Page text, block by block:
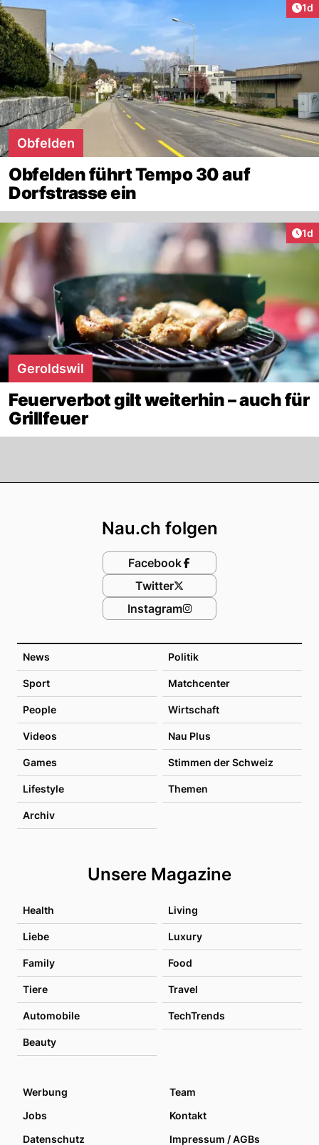
1d
Obfelden
Obfelden führt Tempo 30 auf
Dorfstrasse ein
1d
Geroldswil
Feuerverbot gilt weiterhin – auch für
Grillfeuer
News Politik
Sport Matchcenter
People Wirtschaft
Videos Nau Plus
Games Stimmen der Schweiz
Lifestyle Themen
Archiv
Unsere Magazine
Health Living
Liebe Luxury
Family Food
Tiere Travel
Automobile TechTrends
Beauty
Nau.ch folgen
Facebook
Twitter
Instagram
Werbung
Team
Jobs
Kontakt
Datenschutz
Impressum / AGBs